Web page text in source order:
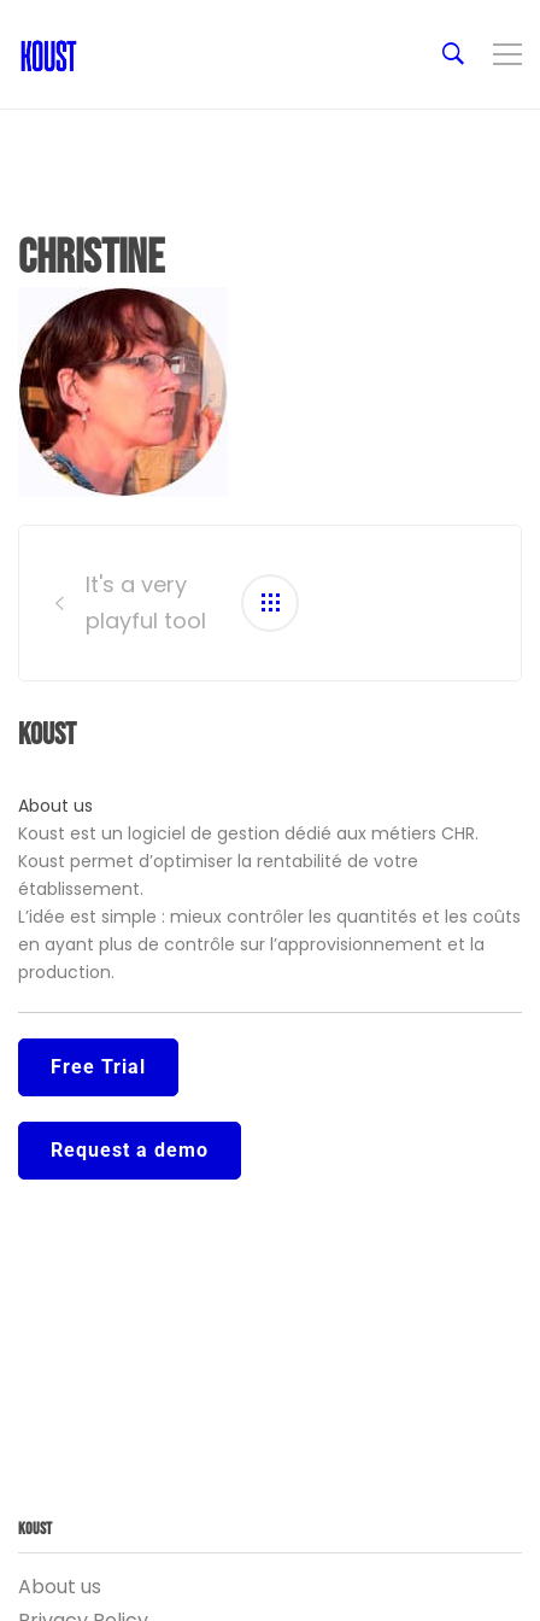
christine
navigationIt's a very
playful tool
Koust
About us
Koust est un logiciel de gestion dédié aux métiers CHR.
Koust permet d’optimiser la rentabilité de votre
établissement.
L’idée est simple : mieux contrôler les quantités et les coûts
en ayant plus de contrôle sur l’approvisionnement et la
production.
Free Trial
Request a demo
Koust
About us